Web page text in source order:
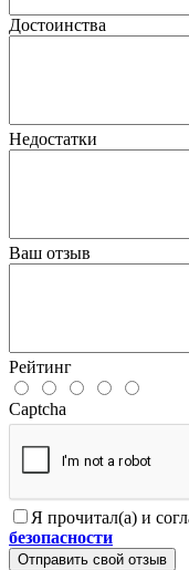
Достоинства
Недостатки
Ваш отзыв
Рейтинг
Captcha
Я прочитал(а) и
безопасности
Отправить свой отзыв